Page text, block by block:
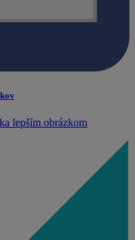
lepším obrázkom